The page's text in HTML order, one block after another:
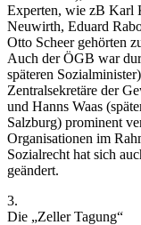
Experten, wie zB Karl
Neuwirth, Eduard
Otto Scheergehörten
Auch der ÖGB war
späteren Sozialminister)
Zentralsekretäre der
und Hanns Waas
Salzburg) prominent
Organisationen im
Sozialrecht hat sich
geändert.
3.
Die „Zeller Tagung“